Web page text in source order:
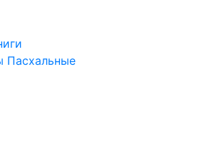
Пасхальные